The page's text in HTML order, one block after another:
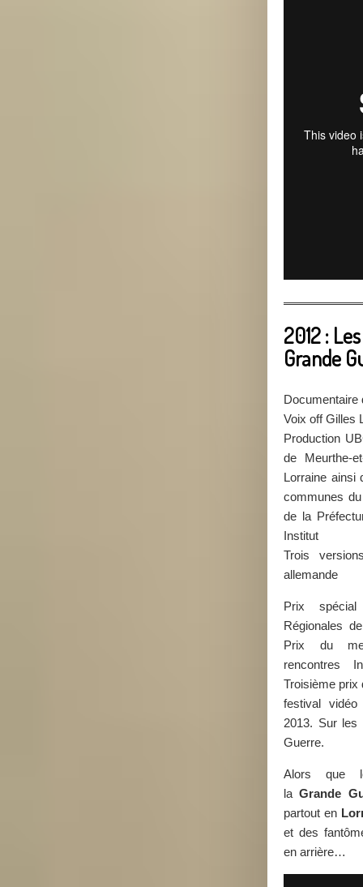
2012 :
Grande
Documentaire
Voix off Gilles
Production
de Meurthe-
Lorraine ainsi
communes
de la
Institut
Trois
allemande
Prix
Régionales
Prix du
rencontres
Troisième prix
festival
2013. Sur les
Guerre.
Alors que
laGrande
partout en
et des
en arrière…